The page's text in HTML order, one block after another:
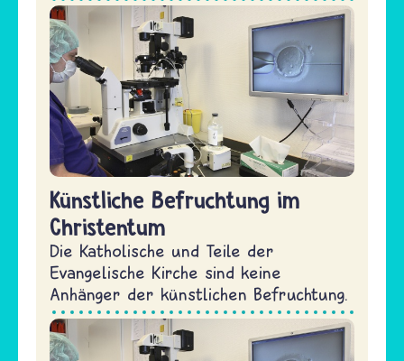
Künstliche Befruchtung im
Christentum
Die Katholische und Teile der
Evangelische Kirche sind keine
Anhänger der künstlichen Befruchtung.